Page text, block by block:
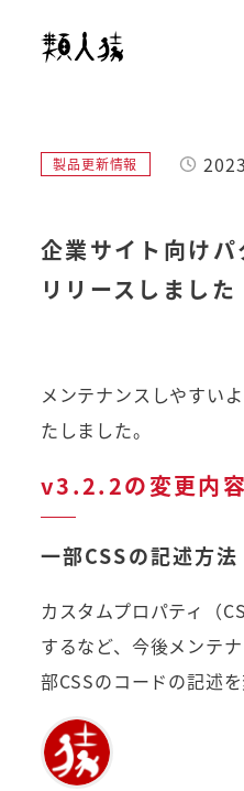
企業サイト向け
リリースしました
投稿日
カテゴリー
製品更新情報
メンテナンスしやすい
たしました。
v3.2.2の変更内容
一部CSSの記述方法
カスタムプロパティ（
するなど、今後メンテ
部CSSのコードの記述